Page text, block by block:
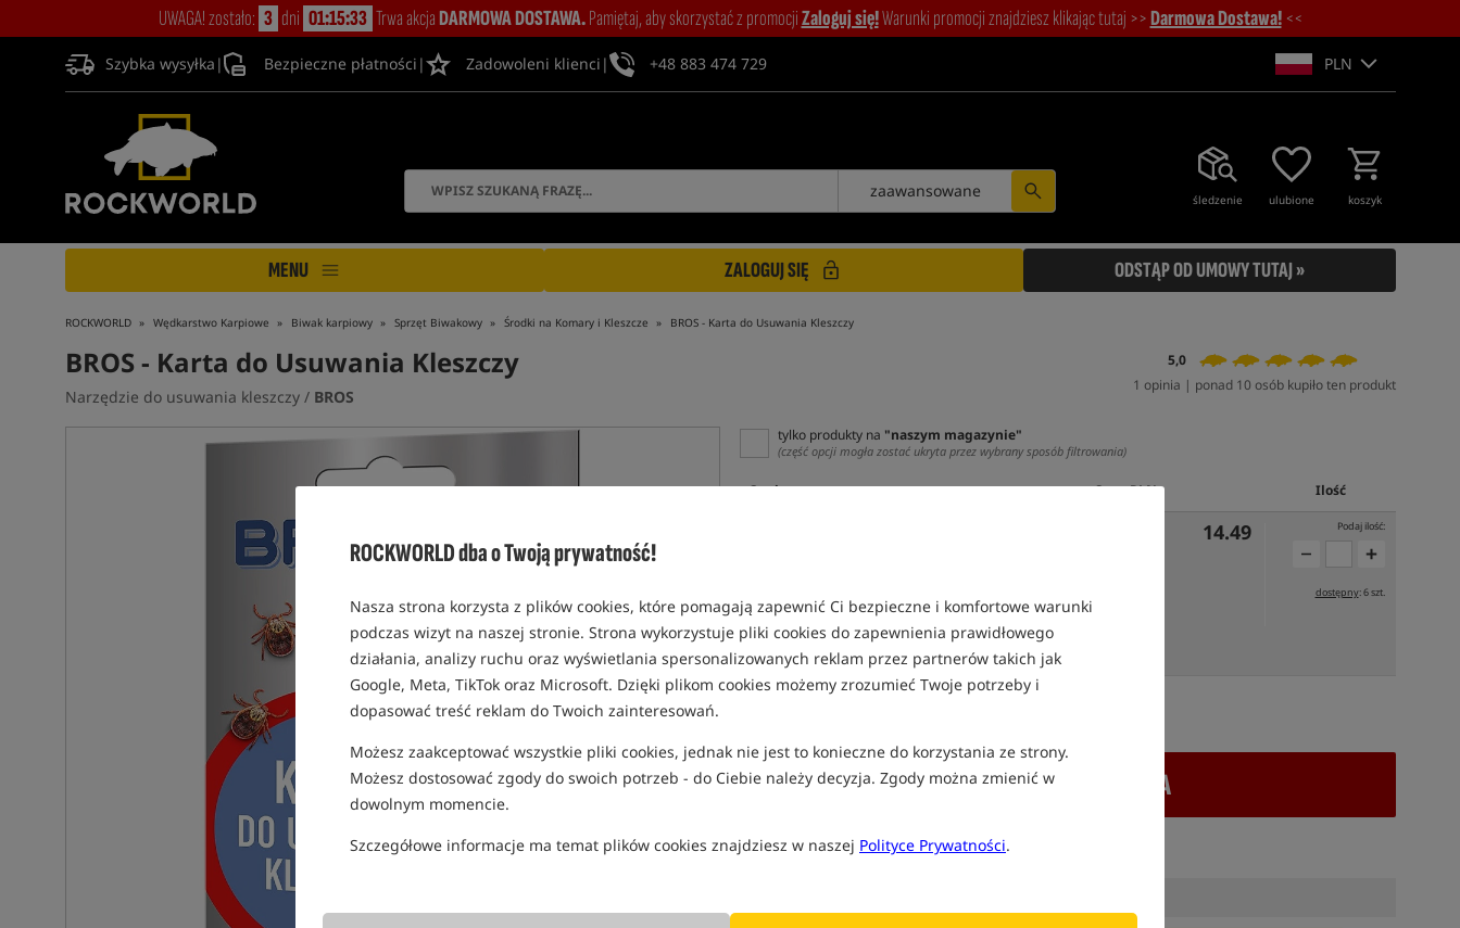
ROCKWORLD dba o Twoją prywatność!
Nasza strona korzysta z plików cookies, które pomagają zapewnić Ci bezpieczne i komfortowe warunki
podczas wizyt na naszej stronie. Strona wykorzystuje pliki cookies do zapewnienia prawidłowego
działania, analizy ruchu oraz wyświetlania spersonalizowanych reklam przez partnerów takich jak
Google, Meta, TikTok oraz Microsoft. Dzięki plikom cookies możemy zrozumieć Twoje potrzeby i
dopasować treść reklam do Twoich zainteresowań.
Możesz zaakceptować wszystkie pliki cookies, jednak nie jest to konieczne do korzystania ze strony.
Możesz dostosować zgody do swoich potrzeb - do Ciebie należy decyzja. Zgody można zmienić w
dowolnym momencie.
Szczegółowe informacje ma temat plików cookies znajdziesz w naszej Polityce Prywatności.
UWAGA! zostało: 3 dni 01:15:32 Trwa akcjaDARMOWA DOSTAWA.Pamiętaj, aby skorzystać z promocjiZaloguj się!Warunki promocji znajdziesz klikając tutaj >>Darmowa Dostawa! <<
Szybka wysyłka | Bezpieczne płatności | Zadowoleni klienci | +48 883 474 729 PLN
śledzenie ulubione koszyk
zaawansowane
MENU ZALOGUJ SIĘ ODSTĄP OD UMOWY TUTAJ »
ROCKWORLD Wędkarstwo Karpiowe Biwak karpiowy Sprzęt Biwakowy Środki na Komary i Kleszcze BROS - Karta do Usuwania Kleszczy
BROS- Karta do Usuwania Kleszczy
Narzędzie do usuwania kleszczy / BROS
5,0
1 opinia | ponad 10 osób kupiło ten produkt
tylko produkty na "naszym magazynie"
(część opcji mogła zostać ukryta przez wybrany sposób filtrowania)
Opcja Cena PLN Ilość
0,07
14.49 Podaj ilość:
dostępny: 6 szt.
SPODZIEWANA WYSYŁKA W PONIEDZIAŁEK
+ DODAJ DO KOSZYKA
Producent: BROS